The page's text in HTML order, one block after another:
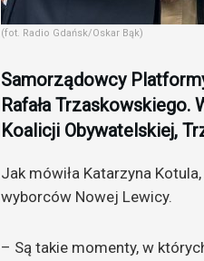
(fot. Radio Gdańsk/Oskar Bąk)
Samorządowcy
Rafała
Koalicji Obywatelskiej,
Jak mówiła Katarzyna
wyborców Nowej Lewicy.
– Są takie momenty, w